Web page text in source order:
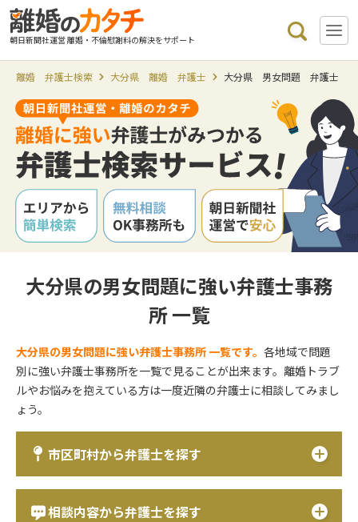
朝日新聞社運営 離婚・不倫慰謝料の解決をサポート
離婚 弁護士検索 大分県 離婚 弁護士 大分県 男女問題 弁護士
大分県の男女問題に強い弁護士事務
所 一覧
大分県の男女問題に強い弁護士事務所 一覧です。各地域で問題
別に強い弁護士事務所を一覧で見ることが出来ます。離婚トラブ
ルやお悩みを抱えている方は一度近隣の弁護士に相談してみまし
ょう。
市区町村から弁護士を探す
相談内容から弁護士を探す